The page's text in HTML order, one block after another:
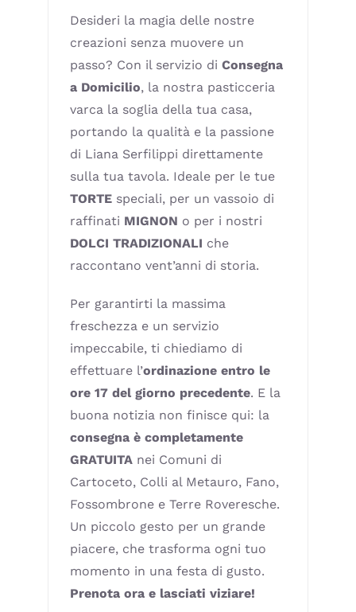
Desideri la magia delle nostre
creazioni senza muovere un
passo? Con il servizio diConsegna
a Domicilio, la nostra pasticceria
varca la soglia della tua casa,
portando la qualità e la passione
di Liana Serfilippi direttamente
sulla tua tavola. Ideale per le tue
TORTE speciali, per un vassoio di
raffinati MIGNON o per i nostri
DOLCI TRADIZIONALI che
raccontano vent’anni di storia.
Per garantirti la massima
freschezza e un servizio
impeccabile, ti chiediamo di
effettuare l’ordinazione entro le
ore 17 del giorno precedente. E la
buona notizia non finisce qui: la
consegna è completamente
GRATUITA nei Comuni di
Cartoceto, Colli al Metauro, Fano,
Fossombrone e Terre Roveresche.
Un piccolo gesto per un grande
piacere, che trasforma ogni tuo
momento in una festa di gusto.
Prenota ora e lasciati viziare!